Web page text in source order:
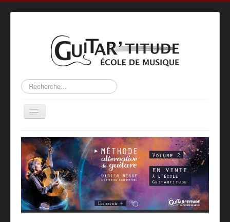
Rechercher
Basculer
la
Accueil
L’ÉCOLE
ACTIVITÉS
MÉTHODE
PROFS